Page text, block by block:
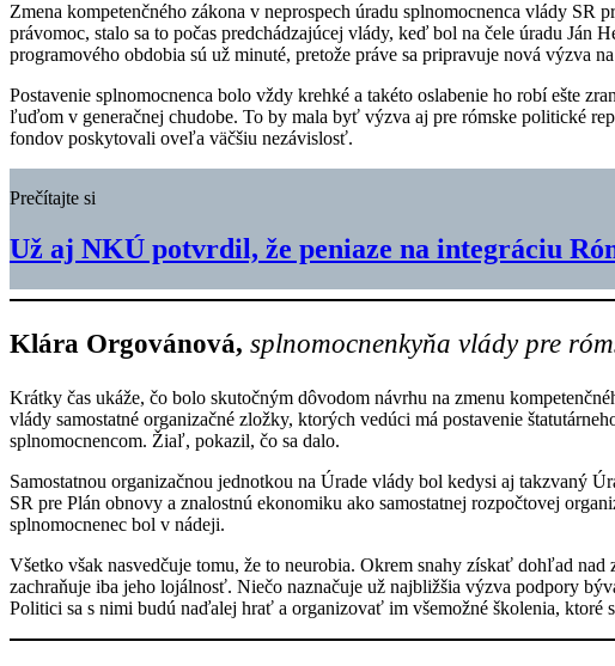
Zmena kompetenčného zákona v neprospech úradu splnomocnenca vlády
právomoc, stalo sa to počas predchádzajúcej vlády, keď bol na čele úradu
programového obdobia sú už minuté, pretože práve sa pripravuje nová výzva
Postavenie splnomocnenca bolo vždy krehké a takéto oslabenie ho robí ešte
ľuďom v generačnej chudobe. To by mala byť výzva aj pre rómske politické
fondov poskytovali oveľa väčšiu nezávislosť.
Prečítajte si
Už aj NKÚ potvrdil, že peniaze na integráciu
Klára Orgovánová, splnomocnenkyňa vlády pre
Krátky čas ukáže, čo bolo skutočným dôvodom návrhu na zmenu
vlády samostatné organizačné zložky, ktorých vedúci má postavenie
splnomocnencom. Žiaľ, pokazil, čo sa dalo.
Samostatnou organizačnou jednotkou na Úrade vlády bol kedysi aj takzvaný
SR pre Plán obnovy a znalostnú ekonomiku ako samostatnej rozpočtovej
splnomocnenec bol v nádeji.
Všetko však nasvedčuje tomu, že to neurobia. Okrem snahy získať dohľad
zachraňuje iba jeho lojálnosť. Niečo naznačuje už najbližšia výzva podpory
Politici sa s nimi budú naďalej hrať a organizovať im všemožné školenia, ktoré